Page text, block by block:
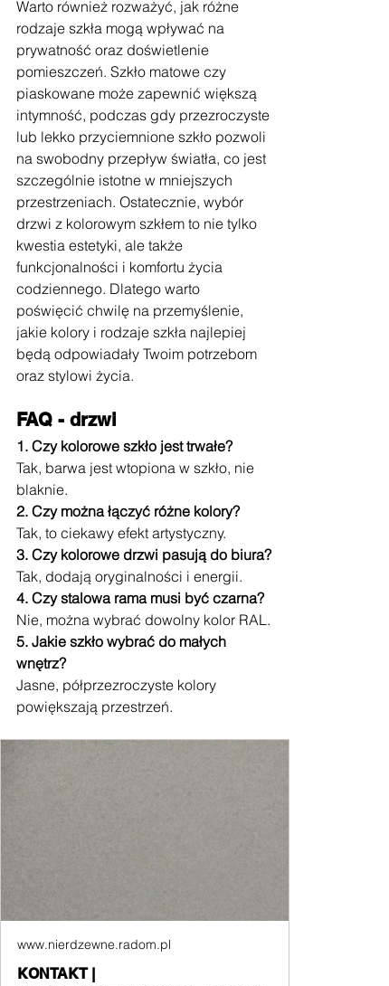
Warto również rozważyć, jak różne
rodzaje szkła mogą wpływać na
prywatność oraz doświetlenie
pomieszczeń. Szkło matowe czy
piaskowane może zapewnić większą
intymność, podczas gdy przezroczyste
lub lekko przyciemnione szkło pozwoli
na swobodny przepływ światła, co jest
szczególnie istotne w mniejszych
przestrzeniach. Ostatecznie, wybór
drzwi z kolorowym szkłem to nie tylko
kwestia estetyki, ale także
funkcjonalności i komfortu życia
codziennego. Dlatego warto
poświęcić chwilę na przemyślenie,
jakie kolory i rodzaje szkła najlepiej
będą odpowiadały Twoim potrzebom
oraz stylowi życia.
FAQ - drzwi
1. Czy kolorowe szkło jest trwałe?
Tak, barwa jest wtopiona w szkło, nie
blaknie.
2. Czy można łączyć różne kolory?
Tak, to ciekawy efekt artystyczny.
3. Czy kolorowe drzwi pasują do biura?
Tak, dodają oryginalności i energii.
4. Czy stalowa rama musi być czarna?
Nie, można wybrać dowolny kolor RAL.
5. Jakie szkło wybrać do małych
wnętrz?
Jasne, półprzezroczyste kolory
powiększają przestrzeń.
www.nierdzewne.radom.pl
KONTAKT |